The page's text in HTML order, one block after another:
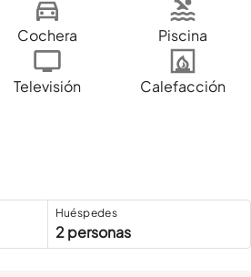
Cochera Piscina
Televisión
Calefacción
Huéspedes
2 personas